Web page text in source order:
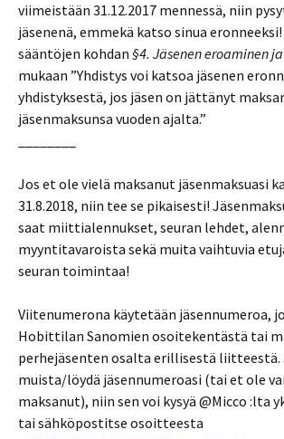
viimeistään 31.12.2017 mennessä, niin
jäsenenä, emmekä katso sinua eronneeksi!
sääntöjen kohdan §4. Jäsenen eroaminen
mukaan ”Yhdistys voi katsoa jäsenen
yhdistyksestä, jos jäsen on jättänyt
jäsenmaksunsa vuoden ajalta.”
Jos et ole vielä maksanut jäsenmaksuasi
31.8.2018, niin tee se pikaisesti!
saat miittialennukset, seuran lehdet,
myyntitavaroista sekä muita vaihtuvia
seuran toimintaa!
Viitenumerona käytetään jäsennumeroa,
Hobittilan Sanomien osoitekentästä tai
perhejäsenten osalta erillisestä liitteestä.
muista/löydä jäsennumeroasi (tai et ole
maksanut), niin sen voi kysyä @Micco :lta
tai sähköpostitse osoitteesta